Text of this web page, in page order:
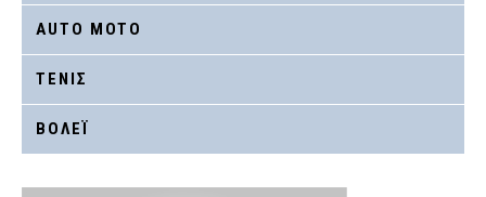
AUTO MOTO
ΤΕΝΙΣ
ΒΟΛΕΪ